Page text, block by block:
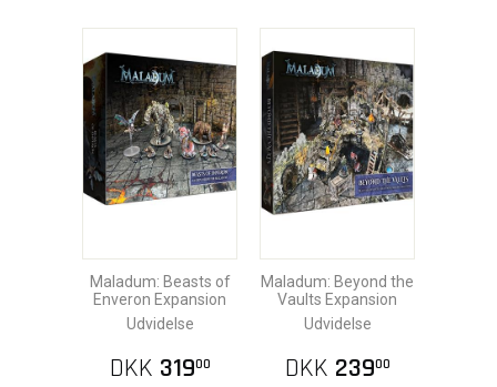
Maladum: Beasts of
Enveron Expansion
Udvidelse
DKK 31900
Maladum: Beyond the
Vaults Expansion
Udvidelse
DKK 23900